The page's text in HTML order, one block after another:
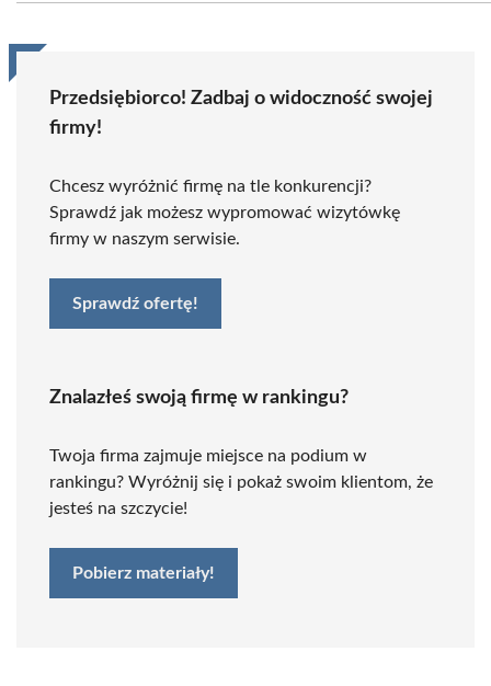
Przedsiębiorco! Zadbaj o widoczność swojej
firmy!
Chcesz wyróżnić firmę na tle konkurencji?
Sprawdź jak możesz wypromować wizytówkę
firmy w naszym serwisie.
Sprawdź ofertę!
Znalazłeś swoją firmę w rankingu?
Twoja firma zajmuje miejsce na podium w
rankingu? Wyróżnij się i pokaż swoim klientom, że
jesteś na szczycie!
Pobierz materiały!